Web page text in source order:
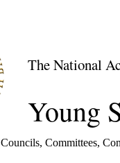
The National
Young
Councils, Committees,